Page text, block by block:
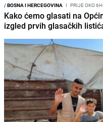
/BOSNA I HERCEGOVINA I PRIJE OKO 6H
Kako ćemo glasati na
izgled prvih glasačkih